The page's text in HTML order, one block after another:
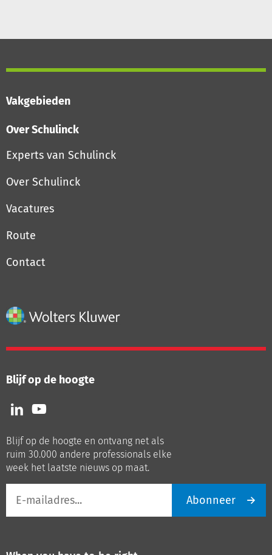
Vakgebieden
Over Schulinck
Experts van Schulinck
Over Schulinck
Vacatures
Route
Contact
Blijf op de hoogte
Volg
ons
LinkedIn
Volg
ons
Youtube
Blijf op de hoogte en ontvang net als
ruim 30.000 andere professionals elke
week het laatste nieuws op maat.
mailadres
Abonneer